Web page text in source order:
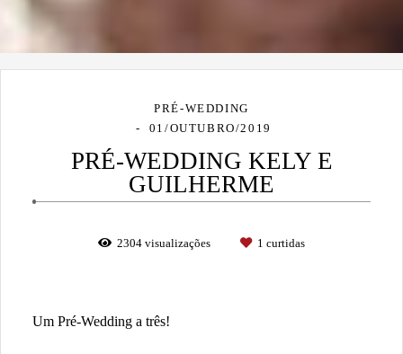
PRÉ-WEDDING
01/OUTUBRO/2019
PRÉ-WEDDING KELY E
GUILHERME
2304 visualizações 1 curtidas
Um Pré-Wedding a três!